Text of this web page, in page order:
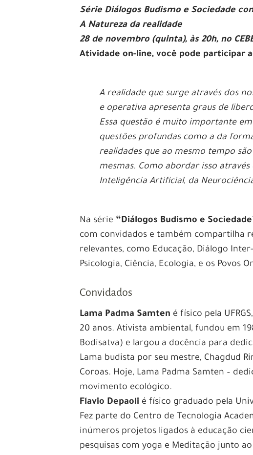
Série Diálogos Budismo e Sociedade
A Natureza da realidade
28 de novembro (quinta), às 20h, no
Atividade on-line, você pode participar
A realidade que surge através dos
e operativa apresenta graus de
Essa questão é muito importante
questões profundas como a da
realidades que ao mesmo tempo
mesmas. Como abordar isso
Inteligência Artificial, da
Na série “Diálogos Budismo e
com convidados e também compartilha
relevantes, como Educação, Diálogo
Psicologia, Ciência, Ecologia, e os Povos
Convidados
Lama Padma Samten é físico pela
20 anos. Ativista ambiental, fundou em
Bodisatva) e largou a docência para
Lama budista por seu mestre, Chagdud
Coroas. Hoje, Lama Padma Samten –
movimento ecológico.
Flavio Depaoli é físico graduado pela
Fez parte do Centro de Tecnologia
inúmeros projetos ligados à educação
pesquisas com yoga e Meditação junto